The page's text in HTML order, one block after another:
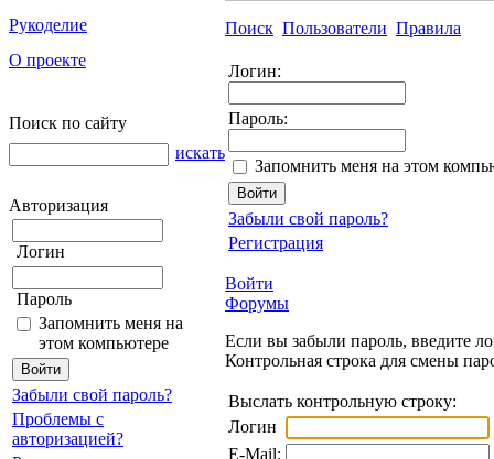
Рукоделие
О проекте
Поиск по сайту
искать
Авторизация
Логин
Пароль
Запомнить меня на
этом компьютере
Забыли свой пароль?
Проблемы с
авторизацией?
Поиск Пользователи Правила
Логин:
Пароль:
Запомнить меня на этом
Забыли свой пароль?
Регистрация
Войти
Форумы
Если вы забыли пароль, введите
Контрольная строка для смены
Выслать контрольную строку:
Логин
E-Mail: